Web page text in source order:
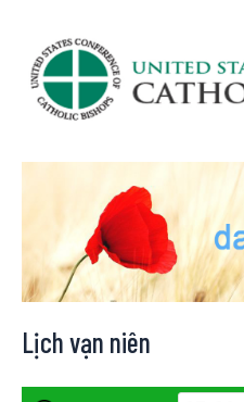
Lịch vạn niên